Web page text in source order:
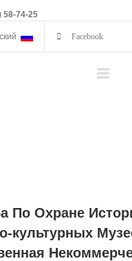
74-25
Facebook
По Охране
культурных